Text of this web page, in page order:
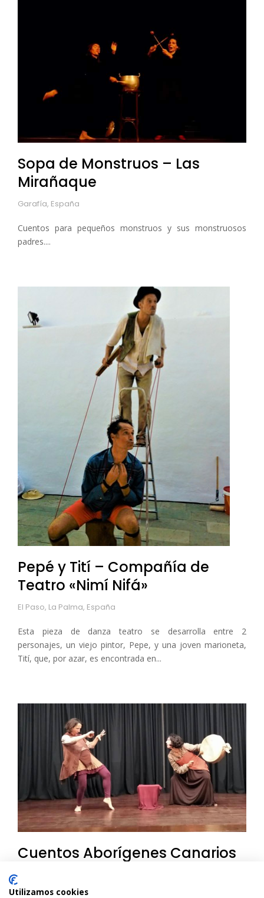
Sopa de Monstruos – Las
Mirañaque
Garafía, España
Cuentos para pequeños monstruos y sus monstruosos
padres....
Pepé y Tití – Compañía de
Teatro «Nimí Nifá»
El Paso, La Palma, España
Esta pieza de danza teatro se desarrolla entre 2
personajes, un viejo pintor, Pepe, y una joven marioneta,
Tití, que, por azar, es encontrada en...
Cuentos Aborígenes Canarios
Garafía, España
Utilizamos cookies